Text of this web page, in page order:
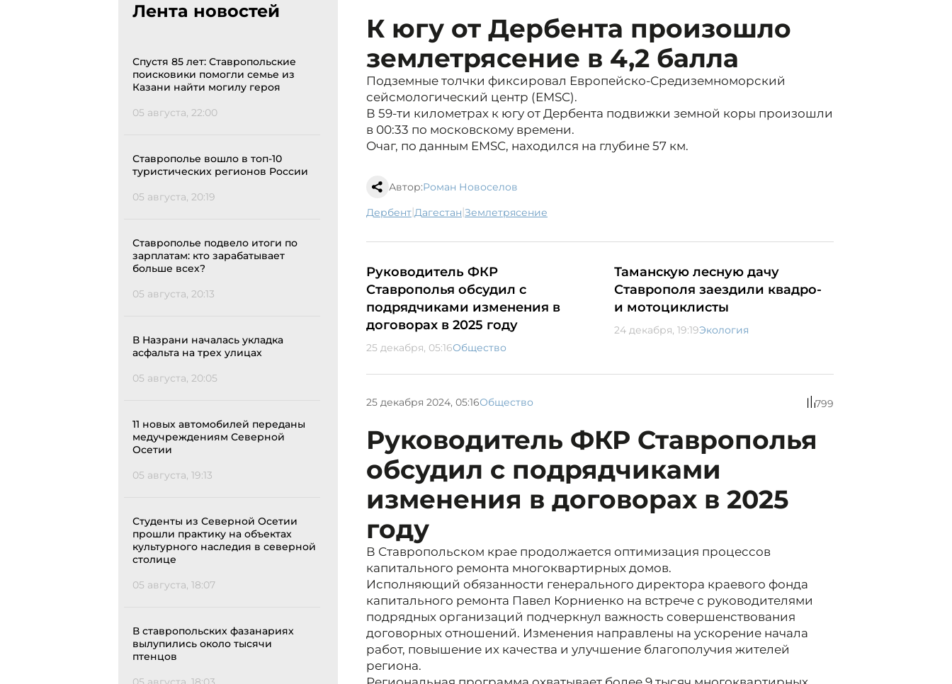
Лента новостей
Спустя 85 лет: Ставропольские
поисковики помогли семье из
Казани найти могилу героя
05 августа, 22:00
Ставрополье вошло в топ-10
туристических регионов России
05 августа, 20:19
Ставрополье подвело итоги по
зарплатам: кто зарабатывает
больше всех?
05 августа, 20:13
В Назрани началась укладка
асфальта на трех улицах
05 августа, 20:05
11 новых автомобилей переданы
медучреждениям Северной
Осетии
05 августа, 19:13
Студенты из Северной Осетии
прошли практику на объектах
культурного наследия в северной
столице
05 августа, 18:07
В ставропольских фазанариях
вылупились около тысячи
птенцов
К югу от Дербента произошло
землетрясение в 4,2 балла
Подземные толчки фиксировал Европейско-Средиземноморский
сейсмологический центр (EMSC).
В 59-ти километрах к югу от Дербента подвижки земной коры произошли
в 00:33 по московскому времени.
Очаг, по данным EMSC, находился на глубине 57 км.
Автор:Роман Новоселов
Дербент| Дагестан| землетрясение
Руководитель ФКР
Ставрополья обсудил с
подрядчиками изменения в
договорах в 2025 году
25 декабря, 05:16Общество
Таманскую лесную дачу
Ставрополя заездили квадро-
и мотоциклисты
24 декабря, 19:19Экология
25 декабря 2024, 05:16Общество 799
Руководитель ФКР Ставрополья
обсудил с подрядчиками
изменения в договорах в 2025
году
В Ставропольском крае продолжается оптимизация процессов
капитального ремонта многоквартирных домов.
Исполняющий обязанности генерального директора краевого фонда
капитального ремонта Павел Корниенко на встрече с руководителями
подрядных организаций подчеркнул важность совершенствования
договорных отношений. Изменения направлены на ускорение начала
работ, повышение их качества и улучшение благополучия жителей
региона.